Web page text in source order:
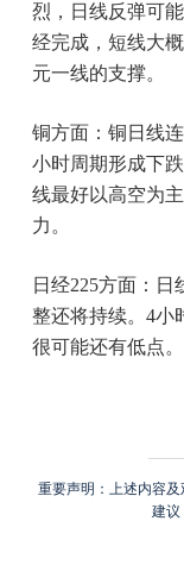
烈，日线反弹可
经完成，短线大
元一线的支撑。
铜方面：铜日线
小时周期形成下
线最好以高空为
力。
日经225方面：
整还将持续。4小
很可能还有低点
重要声明：上述内容
建议